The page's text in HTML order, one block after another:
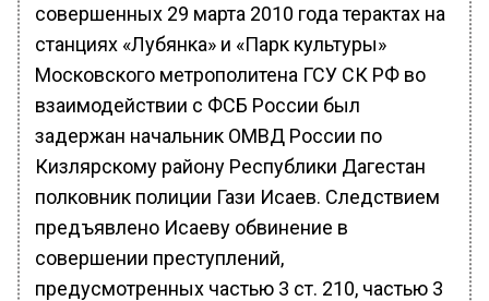
совершенных 29 марта 2010 года терактах на
станциях «Лубянка» и «Парк культуры»
Московского метрополитена ГСУ СК РФ во
взаимодействии с ФСБ России был
задержан начальник ОМВД России по
Кизлярскому району Республики Дагестан
полковник полиции Гази Исаев. Следствием
предъявлено Исаеву обвинение в
совершении преступлений,
предусмотренных частью 3 ст. 210, частью 3